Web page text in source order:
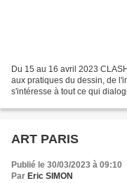
Du 15 au 16 avril 2023
aux pratiques du dessin, de
s'intéresse à tout ce qui
ART PARIS
Publié le 30/03/2023 à 09:10
Par Eric SIMON